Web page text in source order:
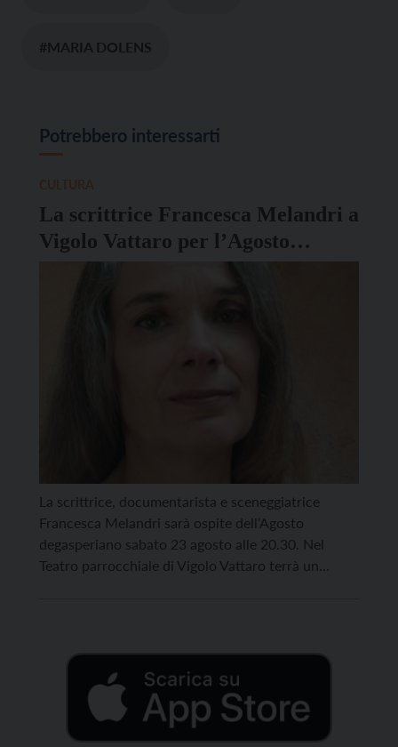
#MARIA DOLENS
Potrebbero interessarti
La scrittrice Francesca Melandri a
Vigolo Vattaro per l’Agosto
degasperiano
La scrittrice, documentarista e sceneggiatrice
Francesca Melandri sarà ospite dell’Agosto
degasperiano sabato 23 agosto alle 20.30. Nel
Teatro parrocchiale di Vigolo Vattaro terrà un
noi sa davvero cosa sia la pace? […]